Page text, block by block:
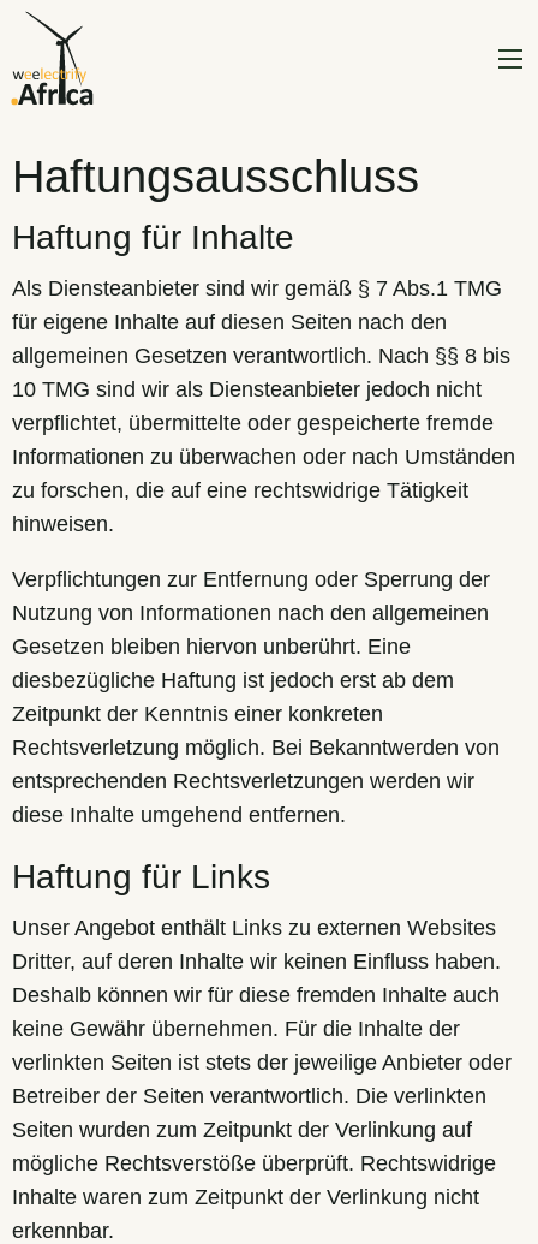
Haftungsausschluss
Haftung für Inhalte
Als Diensteanbieter sind wir gemäß § 7 Abs.1 TMG
für eigene Inhalte auf diesen Seiten nach den
allgemeinen Gesetzen verantwortlich. Nach §§ 8 bis
10 TMG sind wir als Diensteanbieter jedoch nicht
verpflichtet, übermittelte oder gespeicherte fremde
Informationen zu überwachen oder nach Umständen
zu forschen, die auf eine rechtswidrige Tätigkeit
hinweisen.
Verpflichtungen zur Entfernung oder Sperrung der
Nutzung von Informationen nach den allgemeinen
Gesetzen bleiben hiervon unberührt. Eine
diesbezügliche Haftung ist jedoch erst ab dem
Zeitpunkt der Kenntnis einer konkreten
Rechtsverletzung möglich. Bei Bekanntwerden von
entsprechenden Rechtsverletzungen werden wir
diese Inhalte umgehend entfernen.
Haftung für Links
Unser Angebot enthält Links zu externen Websites
Dritter, auf deren Inhalte wir keinen Einfluss haben.
Deshalb können wir für diese fremden Inhalte auch
keine Gewähr übernehmen. Für die Inhalte der
verlinkten Seiten ist stets der jeweilige Anbieter oder
Betreiber der Seiten verantwortlich. Die verlinkten
Seiten wurden zum Zeitpunkt der Verlinkung auf
mögliche Rechtsverstöße überprüft. Rechtswidrige
Inhalte waren zum Zeitpunkt der Verlinkung nicht
erkennbar.